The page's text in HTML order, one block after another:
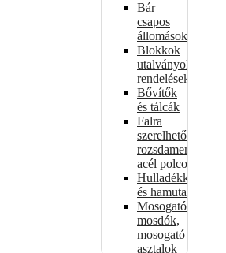
Bár –
csapos
állomások
Blokkok
utalványokhoz,
rendelésekhez
Bővítők
és tálcák
Falra
szerelhető
rozsdamentes
acél polcok
Hulladékkosarak
és hamutartók
Mosogatók,
mosdók,
mosogató
asztalok